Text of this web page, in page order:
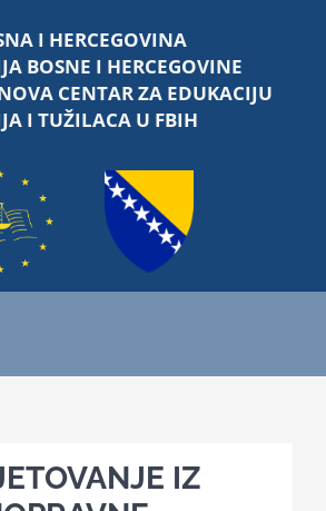
I HERCEGOVINA
BOSNE I HERCEGOVINE
CENTAR ZA EDUKACIJU
I TUŽILACA U FBIH
O nama
IZ